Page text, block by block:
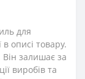
для
описі товару.
залишає за
виробів та